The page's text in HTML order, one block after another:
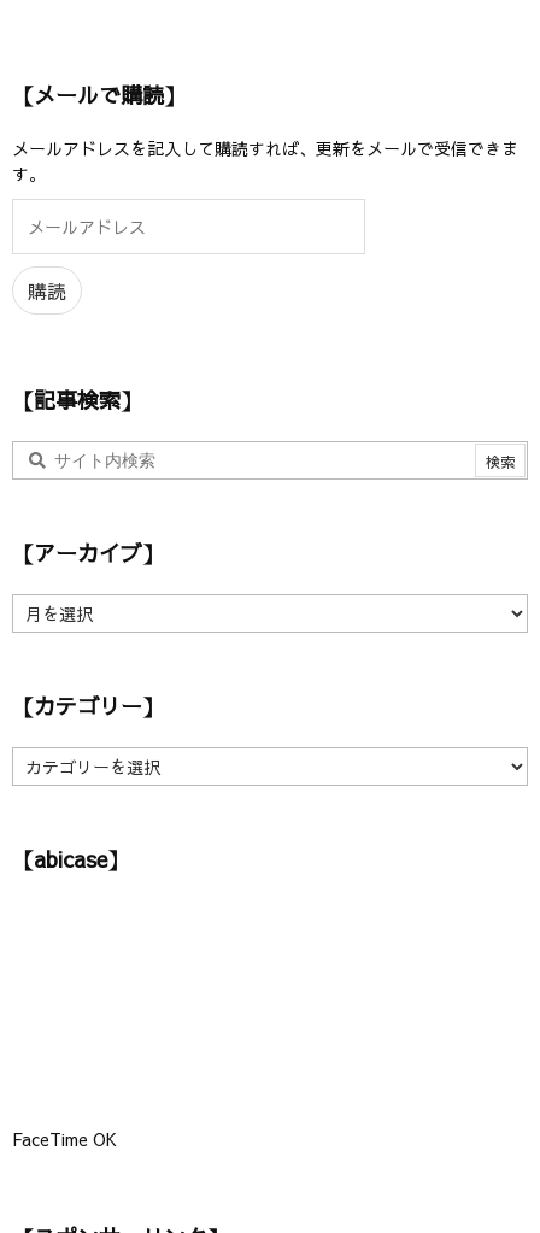
【メールで購読】
メールアドレスを記入して購読すれば、更新をメールで受信できま
す。
ル
ア
ド
購読
【記事検索】
【アーカイブ】
ア
イ【カテゴリー】
【
カ
リ【abicase】
FaceTime OK